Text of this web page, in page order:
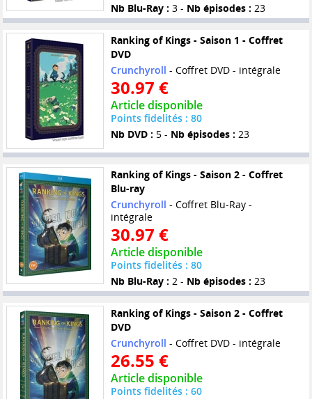
Nb Blu-Ray : 3 - Nb épisodes : 23
Ranking of Kings - Saison 1 - Coffret
DVD
Crunchyroll - Coffret DVD - intégrale
30.97 €
Article disponible
Points fidelités : 80
Nb DVD : 5 - Nb épisodes : 23
Ranking of Kings - Saison 2 - Coffret
Blu-ray
Crunchyroll - Coffret Blu-Ray -
intégrale
30.97 €
Article disponible
Points fidelités : 80
Nb Blu-Ray : 2 - Nb épisodes : 23
Ranking of Kings - Saison 2 - Coffret
DVD
Crunchyroll - Coffret DVD - intégrale
26.55 €
Article disponible
Points fidelités : 60